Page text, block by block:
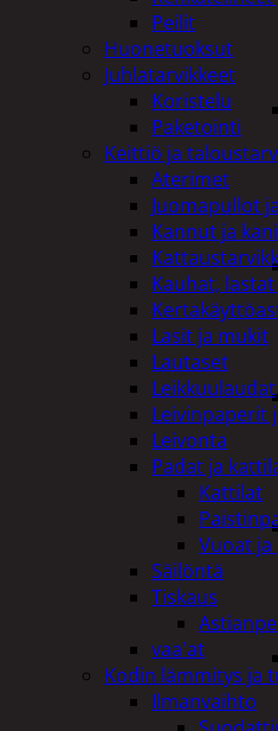
Peilit
Huonetuoksut
Juhlatarvikkeet
Koristelu
Paketointi
Keittiö ja
Aterimet
Juomapullot
Kannut ja
Kauhat,
Lasit ja mukit
Lautaset
Leikkuulaudat
Leivinpaperit
Leivonta
Padat ja
Kattilat
Vuoat
Säilöntä
Tiskaus
vaa'at
Kodin lämmitys ja
Ilmanvaihto